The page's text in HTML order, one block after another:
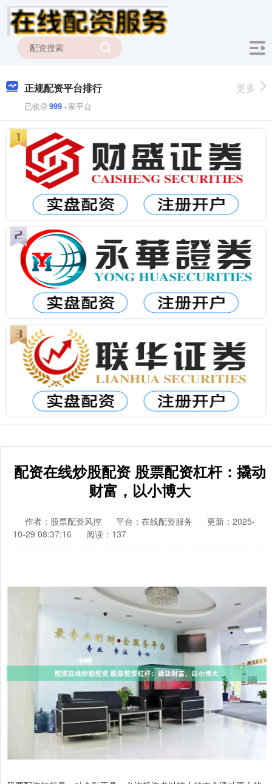
正规配资平台排行
已收录999+家平台
更多
配资在线炒股配资 股票配资杠杆：撬动
财富，以小博大
作者：股票配资风控 平台：在线配资服务
更新：2025-
10-29 08:37:16
阅读：137